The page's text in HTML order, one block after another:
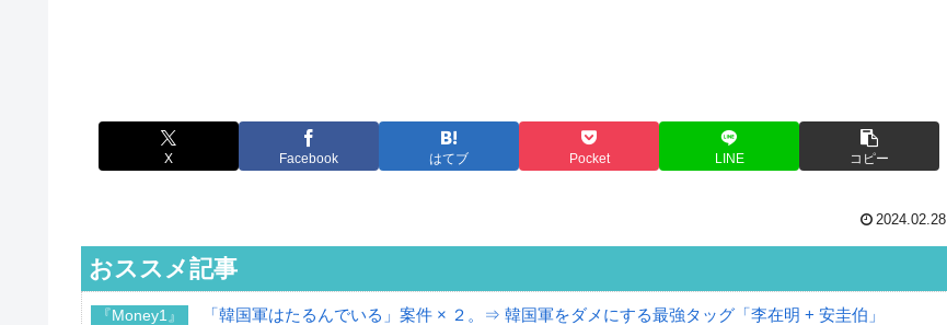
X Facebook はてブ Pocket LINE コピー
2024.02.28
おススメ記事
『Money1』 「韓国軍はたるんでいる」案件 × ２。⇒ 韓国軍をダメにする最強タッグ「李在明 + 安圭伯」